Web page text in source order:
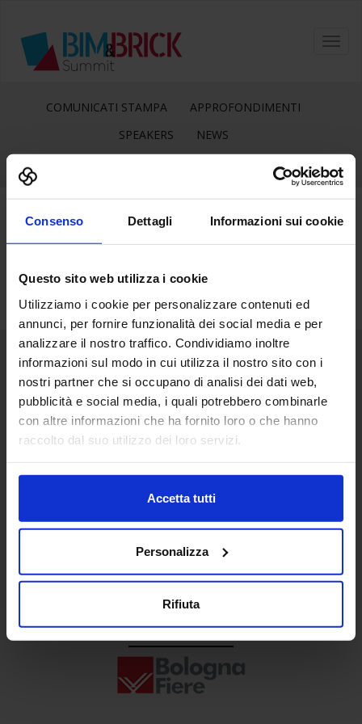
Consenso Dettagli Informazioni sui cookie
Questo sito web utilizza i cookie
Utilizziamo i cookie per personalizzare contenuti ed
annunci, per fornire funzionalità dei social media e per
analizzare il nostro traffico. Condividiamo inoltre
informazioni sul modo in cui utilizza il nostro sito con i
nostri partner che si occupano di analisi dei dati web,
pubblicità e social media, i quali potrebbero combinarle
con altre informazioni che ha fornito loro o che hanno
raccolto dal suo utilizzo dei loro servizi.
Accetta tutti
Personalizza
Rifiuta
COMUNICATI STAMPA
APPROFONDIMENTI
SPEAKERS
NEWS
Senaf srl
+ 39 02.332039460
Progetto e direzione